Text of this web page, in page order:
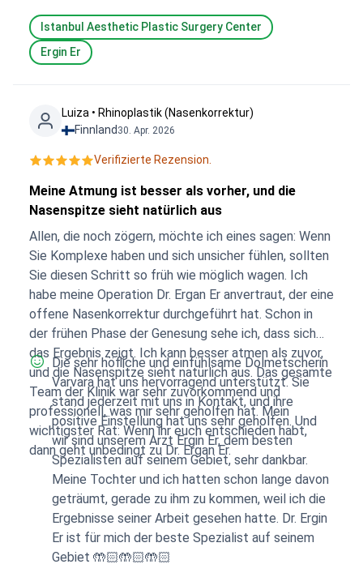
gerne bereit, all meine Fragen zu beantworten
(und sogar einige mit dem Krankenhaus
abzuklären, damit sie definitiv korrekt waren).
Bookimed war großartig und ich würde definitiv
es zu nutzen, wenn jemand, den ich kenne, an
einer ähnlichen Erfahrung interessiert ist.
Istanbul Aesthetic Plastic Surgery Center
Ergin Er
Luiza • Rhinoplastik (Nasenkorrektur)
Finnland 30. Apr. 2026
Verifizierte Rezension.
Meine Atmung ist besser als vorher, und die
Nasenspitze sieht natürlich aus
Allen, die noch zögern, möchte ich eines sagen: Wenn
Sie Komplexe haben und sich unsicher fühlen, sollten
Sie diesen Schritt so früh wie möglich wagen. Ich
habe meine Operation Dr. Ergan Er anvertraut, der eine
offene Nasenkorrektur durchgeführt hat. Schon in
der frühen Phase der Genesung sehe ich, dass sich
das Ergebnis zeigt. Ich kann besser atmen als zuvor,
und die Nasenspitze sieht natürlich aus. Das gesamte
Team der Klinik war sehr zuvorkommend und
professionell, was mir sehr geholfen hat. Mein
wichtigster Rat: Wenn ihr euch entschieden habt,
dann geht unbedingt zu Dr. Ergan Er.
Die sehr höfliche und einfühlsame Dolmetscherin
Varvara hat uns hervorragend unterstützt. Sie
stand jederzeit mit uns in Kontakt, und ihre
positive Einstellung hat uns sehr geholfen. Und
wir sind unserem Arzt Ergin Er, dem besten
Spezialisten auf seinem Gebiet, sehr dankbar.
Meine Tochter und ich hatten schon lange davon
geträumt, gerade zu ihm zu kommen, weil ich die
Ergebnisse seiner Arbeit gesehen hatte. Dr. Ergin
Er ist für mich der beste Spezialist auf seinem
Gebiet 🤲🏻🤲🏻🤲🏻